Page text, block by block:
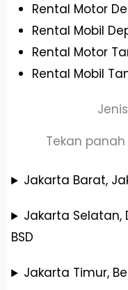
Rental Motor
Rental Mobil
Rental Motor
Rental Mobil
Tekan
Jakarta Barat,
Jakarta Selatan,
BSD
Jakarta Timur,